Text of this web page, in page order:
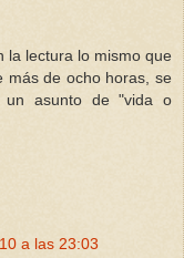
la lectura lo mismo que
más de ocho horas, se
un asunto de "vida o
a las 23:03